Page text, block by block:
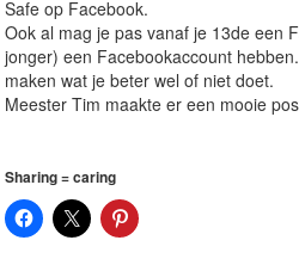
Safe op Facebook.
Ook al mag je pas vanaf je 13de een
jonger) een Facebookaccount
maken wat je beter wel of niet doet.
Meester Tim maakte er een mooie
Sharing = caring